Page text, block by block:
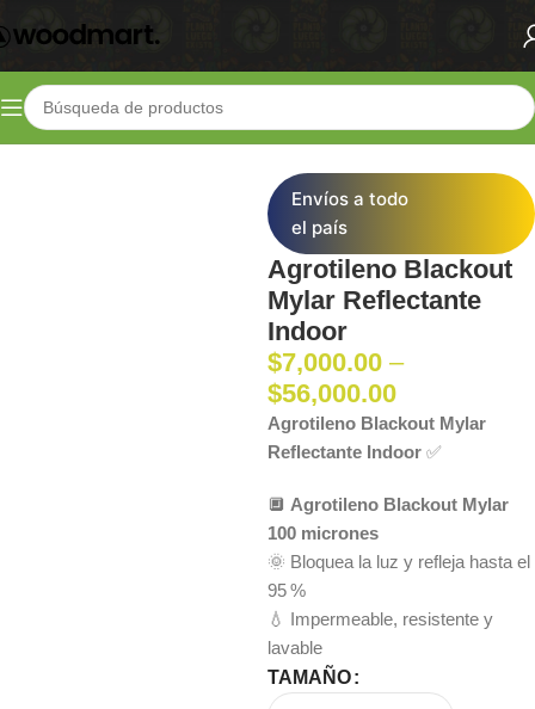
Inicio Shop Indoor Armado de Salas
Envíos a todo
el país
Agrotileno Blackout
Mylar Reflectante
Indoor
$7,000.00 –
$56,000.00
Agrotileno Blackout Mylar
Reflectante Indoor ✅
🔲 Agrotileno Blackout Mylar
100 micrones
🌞 Bloquea la luz y refleja hasta el
95 %
💧 Impermeable, resistente y
lavable
TAMAÑO